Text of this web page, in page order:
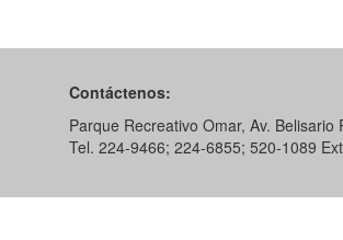
Contáctenos:
Parque Recreativo Omar, Av.
Tel. 224-9466; 224-6855; 520-1089​